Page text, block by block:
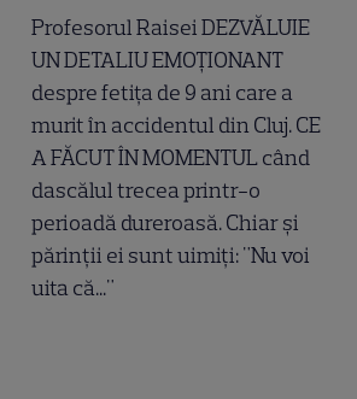
Profesorul Raisei DEZVĂLUIE
UN DETALIU EMOȚIONANT
despre fetița de 9 ani care a
murit în accidentul din Cluj. CE
A FĂCUT ÎN MOMENTUL când
dascălul trecea printr-o
perioadă dureroasă. Chiar și
părinții ei sunt uimiți: "Nu voi
uita că..."